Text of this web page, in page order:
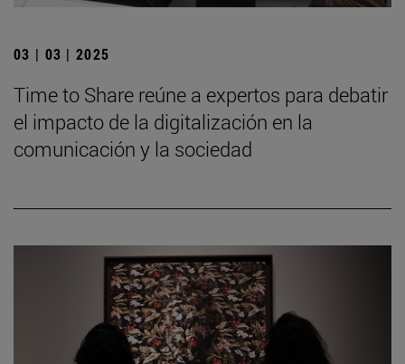
03 | 03 | 2025
Time to Share reúne a expertos para debatir
el impacto de la digitalización en la
comunicación y la sociedad